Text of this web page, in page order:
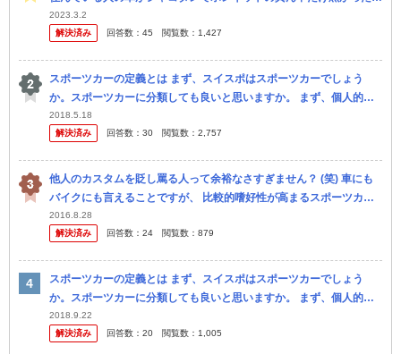
メッキをピカピカに磨いていたりなどバリ改造したプリウスなんです
が...
2023.3.2
解決済み
回答数： 45 閲覧数： 1,427
スポーツカーの定義とは まず、スイスポはスポーツカーでしょう
か。スポーツカーに分類しても良いと思いますか。 まず、個人的見
解から(と言っても自分は高校生なので父の意見) 父はZC33Sを入庫
し...
2018.5.18
解決済み
回答数： 30 閲覧数： 2,757
他人のカスタムを貶し罵る人って余裕なさすぎません？ (笑) 車にも
バイクにも言えることですが、 比較的嗜好性が高まるスポーツカー
であったり、バイクで言えば移動の足の範囲を超える排気量帯(250...
2016.8.28
解決済み
回答数： 24 閲覧数： 879
スポーツカーの定義とは まず、スイスポはスポーツカーでしょう
か。スポーツカーに分類しても良いと思いますか。 まず、個人的見
解から(と言っても自分は高校生なので父の意見) 父はZC33Sを入庫
し...
2018.9.22
解決済み
回答数： 20 閲覧数： 1,005